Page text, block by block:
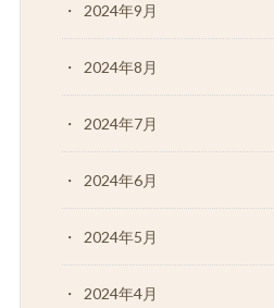
2024年9月
2024年8月
2024年7月
2024年6月
2024年5月
2024年4月